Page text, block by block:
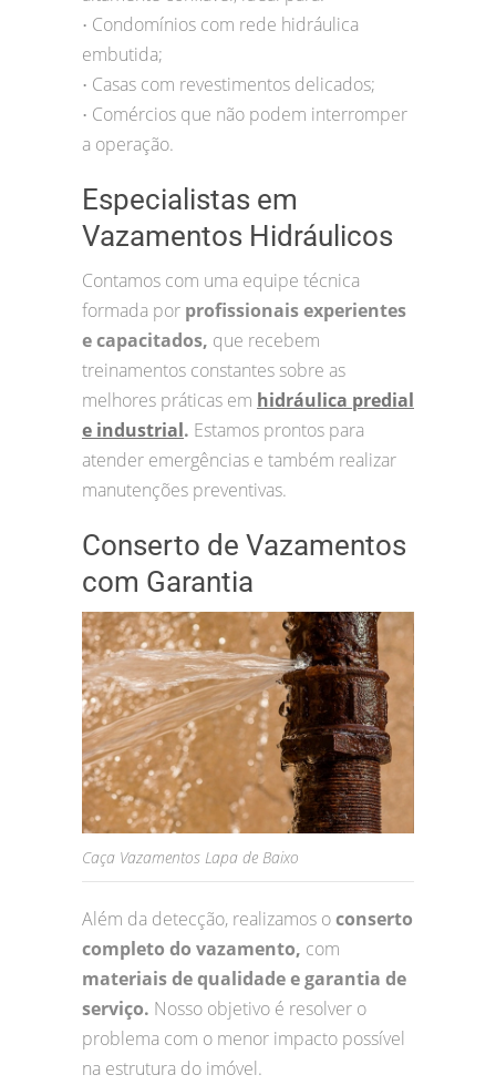
• Condomínios com rede hidráulica
embutida;
• Casas com revestimentos delicados;
• Comércios que não podem interromper
a operação.
Especialistas em
Vazamentos Hidráulicos
Contamos com uma equipe técnica
formada por profissionais experientes
e capacitados, que recebem
treinamentos constantes sobre as
melhores práticas em hidráulica predial
e industrial. Estamos prontos para
atender emergências e também realizar
manutenções preventivas.
Conserto de Vazamentos
com Garantia
Caça Vazamentos Lapa de Baixo
Além da detecção, realizamos oconserto
completo do vazamento, com
materiais de qualidade e garantia de
serviço. Nosso objetivo é resolver o
problema com o menor impacto possível
na estrutura do imóvel.